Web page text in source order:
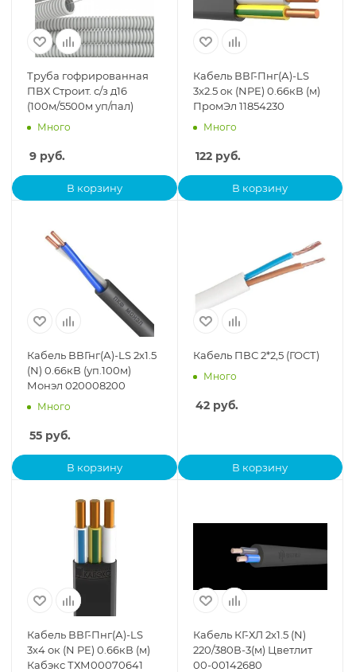
Труба гофрированная
ПВХ Строит. с/з д16
(100м/5500м уп/пал)
Много
9 руб.
В корзину
Кабель ВВГ-Пнг(А)-LS
3х2.5 ок (NPE) 0.66кВ (м)
ПромЭл 11854230
Много
122руб.
В корзину
Кабель ВВГнг(А)-LS 2х1.5
(N) 0.66кВ (уп.100м)
Монэл 020008200
Много
55 руб.
В корзину
Кабель ПВС 2*2,5 (ГОСТ)
Много
42руб.
В корзину
Кабель ВВГ-Пнг(А)-LS
3х4 ок (N PE) 0.66кВ (м)
Кабэкс ТХМ00070641
Кабель КГ-ХЛ 2х1.5 (N)
220/380В-3(м) Цветлит
00-00142680